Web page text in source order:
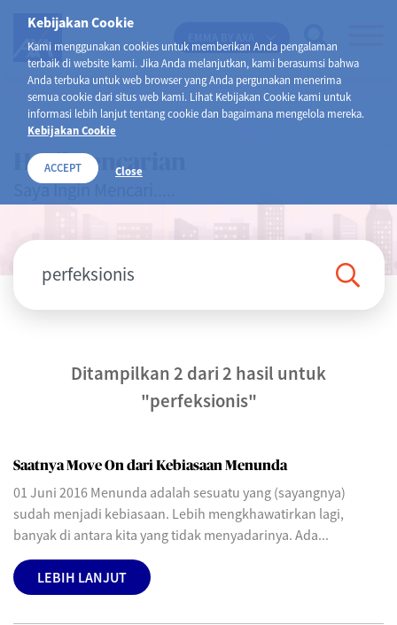
Kebijakan Cookie
Kami menggunakan cookies untuk memberikan Anda pengalaman
terbaik di website kami. Jika Anda melanjutkan, kami berasumsi bahwa
Anda terbuka untuk web browser yang Anda pergunakan menerima
semua cookie dari situs web kami. Lihat Kebijakan Cookie kami untuk
informasi lebih lanjut tentang cookie dan bagaimana mengelola mereka.
Kebijakan Cookie
ACCEPT Close
Hasil Pencarian
Saya Ingin Mencari.....
Ditampilkan 2 dari 2 hasil untuk
"perfeksionis"
Saatnya Move On dari Kebiasaan Menunda
01 Juni 2016 Menunda adalah sesuatu yang (sayangnya)
sudah menjadi kebiasaan. Lebih mengkhawatirkan lagi,
banyak di antara kita yang tidak menyadarinya. Ada...
LEBIH LANJUT